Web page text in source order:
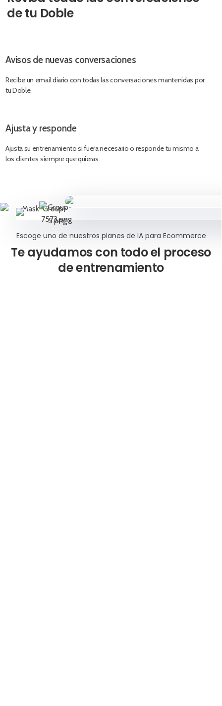
de tu Doble
Avisos de nuevas conversaciones
Recibe un email diario con todas las conversaciones mantenidas por
tu Doble.
Ajusta y responde
Ajusta su entrenamiento si fuera necesario o responde tu mismo a
los clientes siempre que quieras.
Escoge uno de nuestros planes de IA para Ecommerce
Te ayudamos con todo el proceso
de entrenamiento